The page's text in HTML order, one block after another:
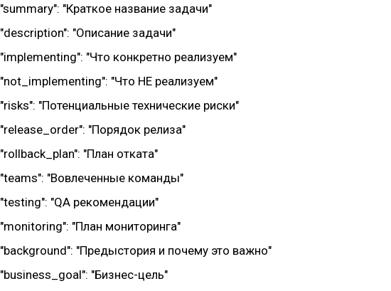
"summary": "Краткое название задачи"
"description": "Описание задачи"
"implementing": "Что конкретно реализуем"
"not_implementing": "Что НЕ реализуем"
"risks": "Потенциальные технические риски"
"release_order": "Порядок релиза"
"rollback_plan": "План отката"
"teams": "Вовлеченные команды"
"testing": "QA рекомендации"
"monitoring": "План мониторинга"
"background": "Предыстория и почему это важно"
"business_goal": "Бизнес-цель"